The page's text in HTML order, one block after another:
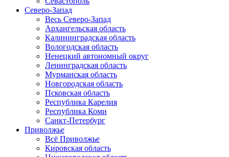
Северо-Запад
Весь Северо-Запад
Архангельская область
Калининградская область
Вологодская область
Ненецкий автономный округ
Ленинградская область
Мурманская область
Новгородская область
Псковская область
Республика Карелия
Республика Коми
Санкт-Петербург
Приволжье
Всё Приволжье
Кировская область